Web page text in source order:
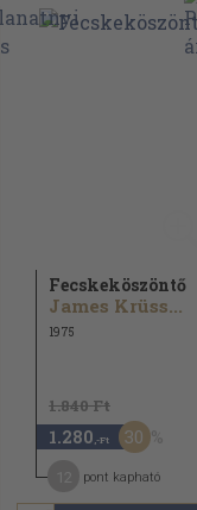
Fecskeköszöntő
James Krüss...
1975
1.840 Ft
1.280 ,-Ft 30
pont kapható